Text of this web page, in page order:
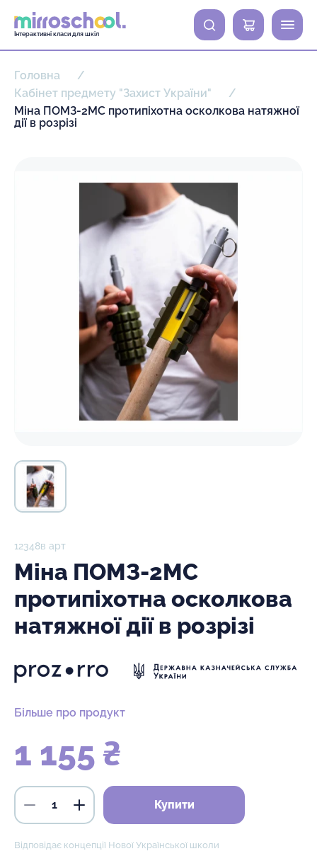
Інтерактивні класи для шкіл
0
Головна
Кабінет предмету "Захист України"
Міна ПОМЗ-2МС протипіхотна осколкова натяжної
дії в розрізі
12348в арт
Міна ПОМЗ-2МС
протипіхотна осколкова
натяжної дії в розрізі
Більше про продукт
1 155 ₴
Купити
Відповідає концепції Нової Української школи